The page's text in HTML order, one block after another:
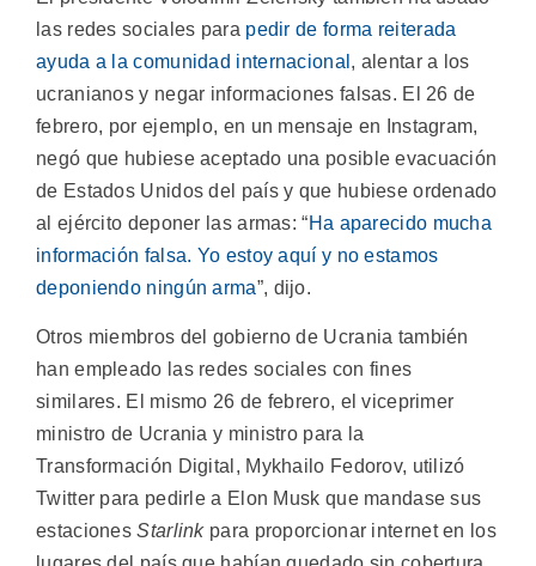
las redes sociales para pedir de forma reiterada
ayuda a la comunidad internacional , alentar a los
ucranianos y negar informaciones falsas. El 26 de
febrero, por ejemplo, en un mensaje en Instagram,
negó que hubiese aceptado una posible evacuación
de Estados Unidos del país y que hubiese ordenado
al ejército deponer las armas: “Ha aparecido mucha
información falsa. Yo estoy aquí y no estamos
deponiendo ningún arma”, dijo.
Otros miembros del gobierno de Ucrania también
han empleado las redes sociales con fines
similares. El mismo 26 de febrero, el viceprimer
ministro de Ucrania y ministro para la
Transformación Digital, Mykhailo Fedorov, utilizó
Twitter para pedirle a Elon Musk que mandase sus
estacionesStarlinkpara proporcionar internet en los